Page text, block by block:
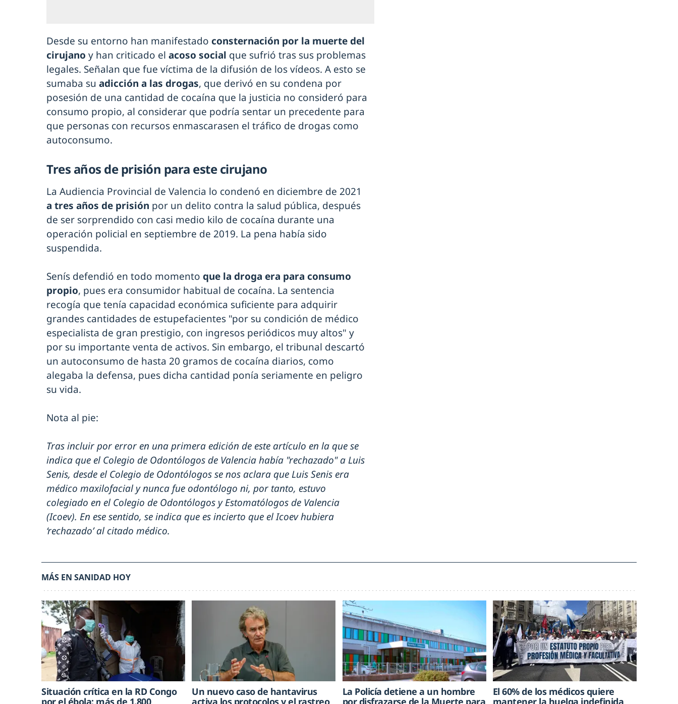
Desde su entorno han manifestado consternación por la muerte del
cirujano y han criticado el acoso social que sufrió tras sus problemas
legales. Señalan que fue víctima de la difusión de los vídeos. A esto se
sumaba su adicción a las drogas, que derivó en su condena por
posesión de una cantidad de cocaína que la justicia no consideró para
consumo propio, al considerar que podría sentar un precedente para
que personas con recursos enmascarasen el tráfico de drogas como
autoconsumo.
Tres años de prisión para este cirujano
La Audiencia Provincial de Valencia lo condenó en diciembre de 2021
a tres años de prisión por un delito contra la salud pública, después
de ser sorprendido con casi medio kilo de cocaína durante una
operación policial en septiembre de 2019. La pena había sido
suspendida.
Senís defendió en todo momento que la droga era para consumo
propio, pues era consumidor habitual de cocaína. La sentencia
recogía que tenía capacidad económica suficiente para adquirir
grandes cantidades de estupefacientes "por su condición de médico
especialista de gran prestigio, con ingresos periódicos muy altos" y
por su importante venta de activos. Sin embargo, el tribunal descartó
un autoconsumo de hasta 20 gramos de cocaína diarios, como
alegaba la defensa, pues dicha cantidad ponía seriamente en peligro
su vida.
Nota al pie:
Tras incluir por error en una primera edición de este artículo en la que se
indica que el Colegio de Odontólogos de Valencia había "rechazado" a Luis
Senis, desde el Colegio de Odontólogos se nos aclara que Luis Senis era
médico maxilofacial y nunca fue odontólogo ni, por tanto, estuvo
colegiado en el Colegio de Odontólogos y Estomatólogos de Valencia
(Icoev). En ese sentido, se indica que es incierto que el Icoev hubiera
‘rechazado’ al citado médico.
MÁS EN SANIDAD HOY
Situación crítica en la RD Congo
por el ébola: más de 1.800
Un nuevo caso de hantavirus
activa los protocolos y el rastreo
La Policía detiene a un hombre
por disfrazarse de la Muerte para
El 60% de los médicos quiere
mantener la huelga indefinida